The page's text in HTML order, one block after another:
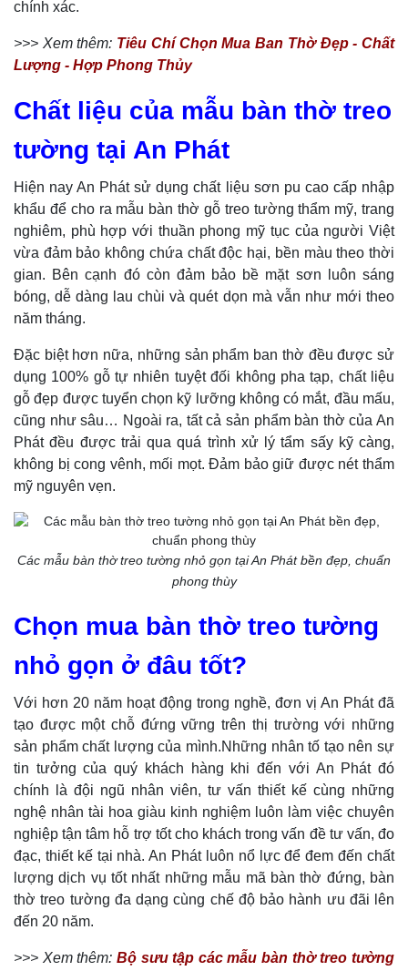
chính xác.
>>> Xem thêm: Tiêu Chí Chọn Mua Ban Thờ Đẹp - Chất
Lượng - Hợp Phong Thủy
Chất liệu của mẫu bàn thờ treo
tường tại An Phát
Hiện nay An Phát sử dụng chất liệu sơn pu cao cấp nhập
khẩu để cho ra mẫu bàn thờ gỗ treo tường thẩm mỹ, trang
nghiêm, phù hợp với thuần phong mỹ tục của người Việt
vừa đảm bảo không chứa chất độc hại, bền màu theo thời
gian. Bên cạnh đó còn đảm bảo bề mặt sơn luôn sáng
bóng, dễ dàng lau chùi và quét dọn mà vẫn như mới theo
năm tháng.
Đặc biệt hơn nữa, những sản phẩm ban thờ đều được sử
dụng 100% gỗ tự nhiên tuyệt đối không pha tạp, chất liệu
gỗ đẹp được tuyển chọn kỹ lưỡng không có mắt, đầu mấu,
cũng như sâu… Ngoài ra, tất cả sản phẩm bàn thờ của An
Phát đều được trải qua quá trình xử lý tẩm sấy kỹ càng,
không bị cong vênh, mối mọt. Đảm bảo giữ được nét thẩm
mỹ nguyên vẹn.
Các mẫu bàn thờ treo tường nhỏ gọn tại An Phát bền đẹp, chuẩn
phong thùy
Chọn mua bàn thờ treo tường
nhỏ gọn ở đâu tốt?
Với hơn 20 năm hoạt động trong nghề, đơn vị An Phát đã
tạo được một chỗ đứng vững trên thị trường với những
sản phẩm chất lượng của mình.Những nhân tố tạo nên sự
tin tưởng của quý khách hàng khi đến với An Phát đó
chính là đội ngũ nhân viên, tư vấn thiết kế cùng những
nghệ nhân tài hoa giàu kinh nghiệm luôn làm việc chuyên
nghiệp tận tâm hỗ trợ tốt cho khách trong vấn đề tư vấn, đo
đạc, thiết kế tại nhà. An Phát luôn nổ lực để đem đến chất
lượng dịch vụ tốt nhất những mẫu mã bàn thờ đứng, bàn
thờ treo tường đa dạng cùng chế độ bảo hành ưu đãi lên
đến 20 năm.
>>> Xem thêm: Bộ sưu tập các mẫu bàn thờ treo tường